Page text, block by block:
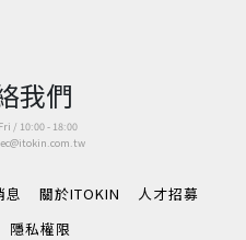
我們
/ 10:00 - 18:00
息 關於ITOKIN
人才招募
隱私權限